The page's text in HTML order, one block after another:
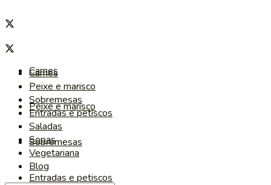
Carnes
Peixe e marisco
Sobremesas
Entradas e petiscos
Carnes
Peixe e marisco
Sobremesas
Entradas e petiscos
Saladas
Sopas
Vegetariana
Blog